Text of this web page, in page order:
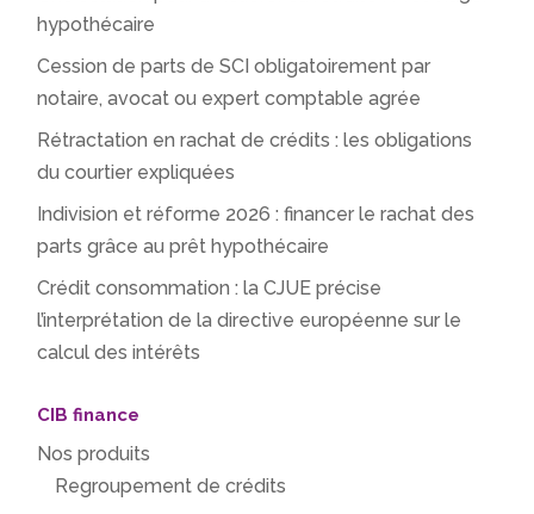
hypothécaire
Cession de parts de SCI obligatoirement par
notaire, avocat ou expert comptable agrée
Rétractation en rachat de crédits : les obligations
du courtier expliquées
Indivision et réforme 2026 : financer le rachat des
parts grâce au prêt hypothécaire
Crédit consommation : la CJUE précise
l’interprétation de la directive européenne sur le
calcul des intérêts
CIB finance
Nos produits
Regroupement de crédits